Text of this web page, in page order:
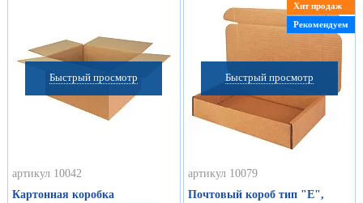
Быстрый просмотр
артикул 10042
Картонная коробка
Быстрый просмотр
Хит продаж
Рекомендуем
артикул 10079
Почтовый короб тип "Е",